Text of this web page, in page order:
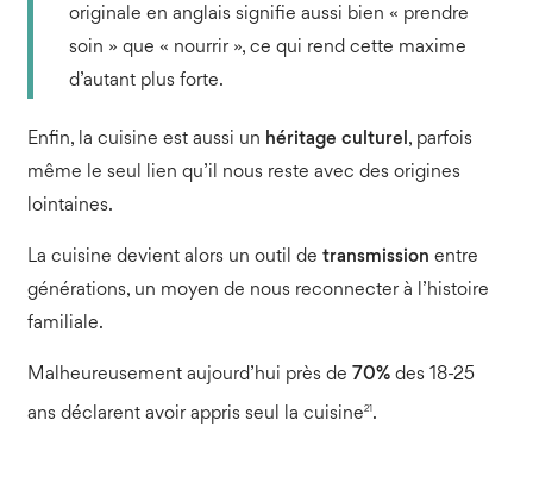
originale en anglais signifie aussi bien « prendre
soin » que « nourrir », ce qui rend cette maxime
d’autant plus forte.
Enfin, la cuisine est aussi un héritage culturel , parfois
même le seul lien qu’il nous reste avec des origines
lointaines.
La cuisine devient alors un outil de transmission entre
générations, un moyen de nous reconnecter à l’histoire
familiale.
Malheureusement aujourd’hui près de 70%des 18-25
ans déclarent avoir appris seul la cuisine21.